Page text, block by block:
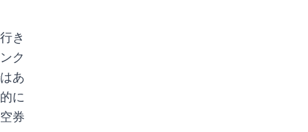
き
ク
あ
に
券